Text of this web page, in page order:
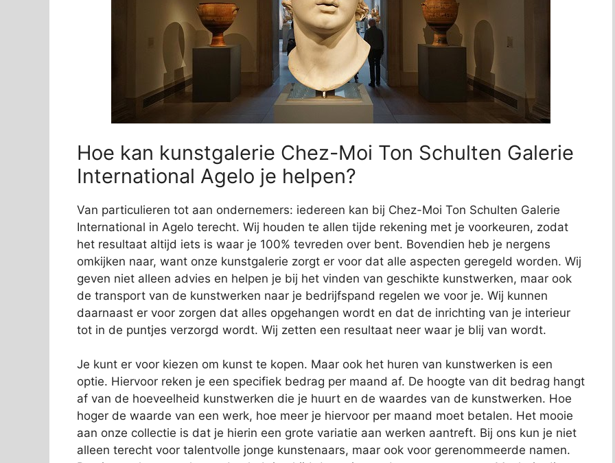
Hoe kan kunstgalerie Chez-Moi Ton Schulten Galerie
International Agelo je helpen?
Van particulieren tot aan ondernemers: iedereen kan bij Chez-Moi Ton Schulten Galerie
International in Agelo terecht. Wij houden te allen tijde rekening met je voorkeuren, zodat
het resultaat altijd iets is waar je 100% tevreden over bent. Bovendien heb je nergens
omkijken naar, want onze kunstgalerie zorgt er voor dat alle aspecten geregeld worden. Wij
geven niet alleen advies en helpen je bij het vinden van geschikte kunstwerken, maar ook
de transport van de kunstwerken naar je bedrijfspand regelen we voor je. Wij kunnen
daarnaast er voor zorgen dat alles opgehangen wordt en dat de inrichting van je interieur
tot in de puntjes verzorgd wordt. Wij zetten een resultaat neer waar je blij van wordt.
Je kunt er voor kiezen om kunst te kopen. Maar ook het huren van kunstwerken is een
optie. Hiervoor reken je een specifiek bedrag per maand af. De hoogte van dit bedrag hangt
af van de hoeveelheid kunstwerken die je huurt en de waardes van de kunstwerken. Hoe
hoger de waarde van een werk, hoe meer je hiervoor per maand moet betalen. Het mooie
aan onze collectie is dat je hierin een grote variatie aan werken aantreft. Bij ons kun je niet
alleen terecht voor talentvolle jonge kunstenaars, maar ook voor gerenommeerde namen.